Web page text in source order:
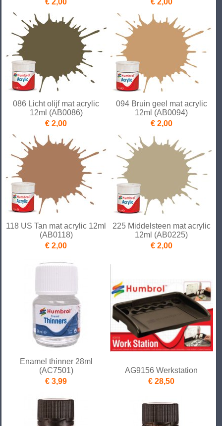
086 Licht olijf mat acrylic
12ml (AB0086)
€ 2,00
094 Bruin geel mat acrylic
12ml (AB0094)
€ 2,00
118 US Tan mat acrylic 12ml
(AB0118)
€ 2,00
225 Middelsteen mat acrylic
12ml (AB0225)
€ 2,00
Enamel thinner 28ml
(AC7501)
€ 3,99
AG9156 Werkstation
€ 28,50